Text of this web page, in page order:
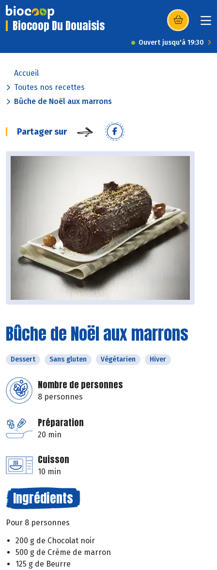
Biocoop Du Douaisis (s’ouvre dans
Ouvert jusqu'à 19:30
Accueil
Toutes nos recettes
Bûche de Noël aux marrons
Partager sur
Bûche de Noël aux marrons
Dessert Sans gluten Végétarien Hiver
Nombre de personnes
8 personnes
Préparation
20 min
Cuisson
10 min
Ingrédients
Pour 8 personnes
200 g de Chocolat noir
500 g de Crème de marron
125 g de Beurre